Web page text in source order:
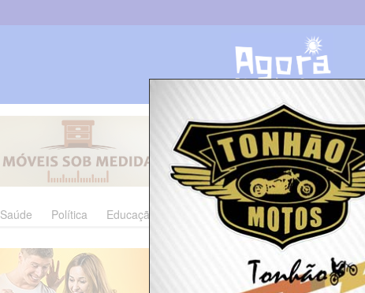
Saúde Política Educação Cultura Polícia